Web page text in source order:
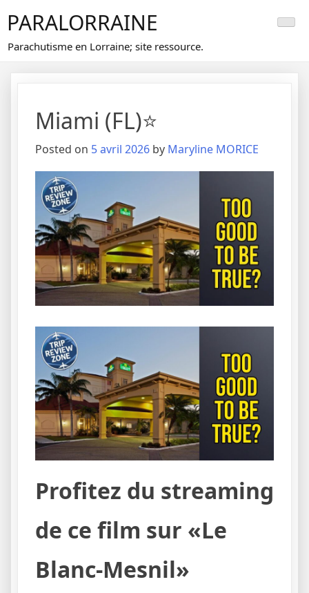
content
PARALORRAINE
Parachutisme en Lorraine; site ressource.
Miami (FL)⭐
Posted on 5 avril 2026 by Maryline MORICE
Profitez du streaming
de ce film sur «Le
Blanc-Mesnil»